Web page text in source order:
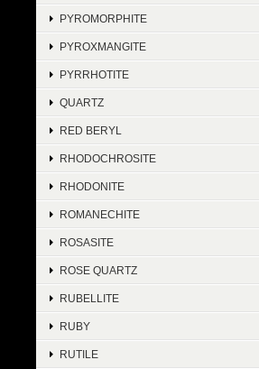
PYROMORPHITE
PYROXMANGITE
PYRRHOTITE
QUARTZ
RED BERYL
RHODOCHROSITE
RHODONITE
ROMANECHITE
ROSASITE
ROSE QUARTZ
RUBELLITE
RUBY
RUTILE